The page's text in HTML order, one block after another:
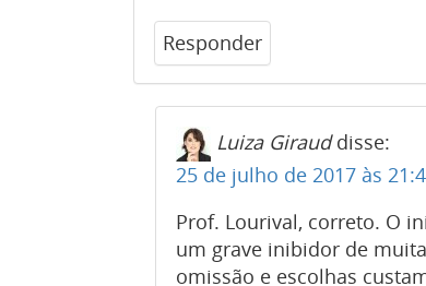
Responder
Luiza Giraud disse:
25 de julho de 2017 às
Prof. Lourival, correto. O
um grave inibidor de
omissão e escolhas